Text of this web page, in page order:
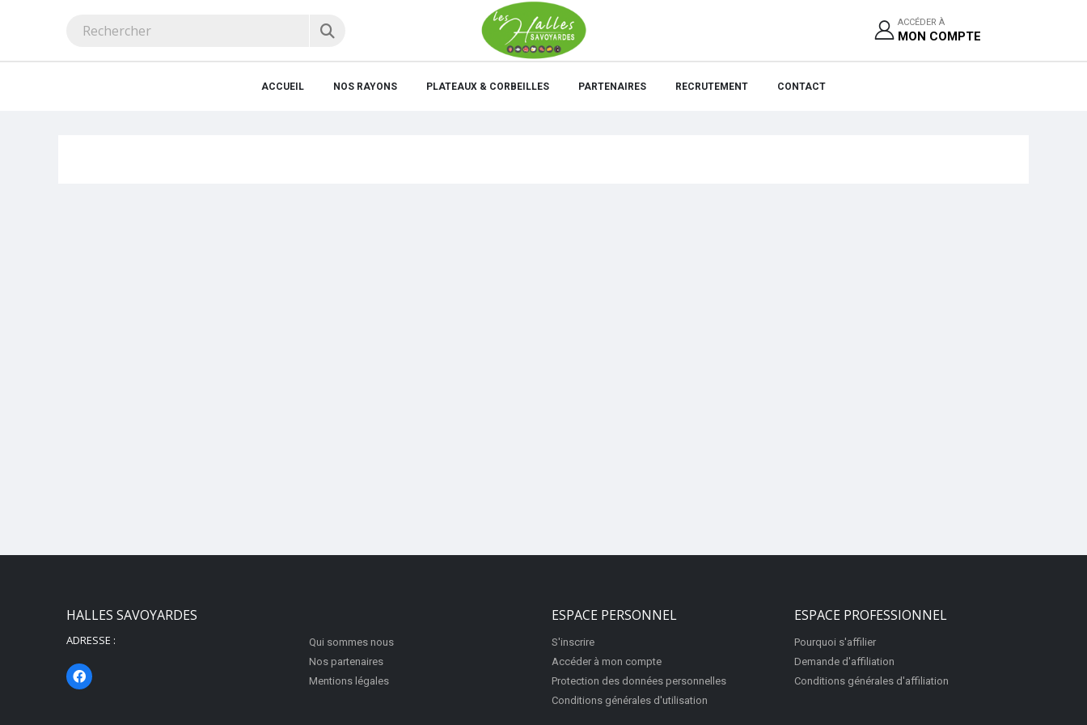
ACCÉDER À
MON COMPTE
ACCUEIL NOS RAYONS PLATEAUX & CORBEILLES PARTENAIRES RECRUTEMENT CONTACT
HALLES SAVOYARDES
ADRESSE :
Qui sommes nous
Nos partenaires
Mentions légales
ESPACE PERSONNEL
S'inscrire
Accéder à mon compte
Protection des données personnelles
Conditions générales d'utilisation
ESPACE PROFESSIONNEL
Pourquoi s'affilier
Demande d'affiliation
Conditions générales d'affiliation